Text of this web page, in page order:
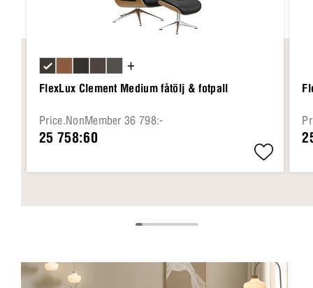
FlexLux Clement Medium fåtölj & fotpall
Price.NonMember 36 798:-
25 758:60
+